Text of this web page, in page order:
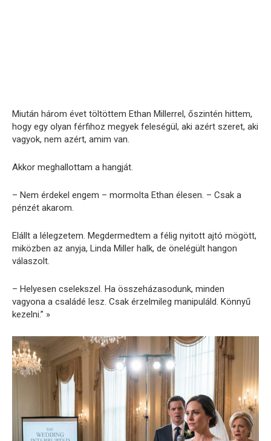
Miután három évet töltöttem Ethan Millerrel, őszintén hittem,
hogy egy olyan férfihoz megyek feleségül, aki azért szeret, aki
vagyok, nem azért, amim van.
Akkor meghallottam a hangját.
– Nem érdekel engem – mormolta Ethan élesen. – Csak a
pénzét akarom.
Elállt a lélegzetem. Megdermedtem a félig nyitott ajtó mögött,
miközben az anyja, Linda Miller halk, de önelégült hangon
válaszolt.
– Helyesen cselekszel. Ha összeházasodunk, minden
vagyona a családé lesz. Csak érzelmileg manipuláld. Könnyű
kezelni.” »